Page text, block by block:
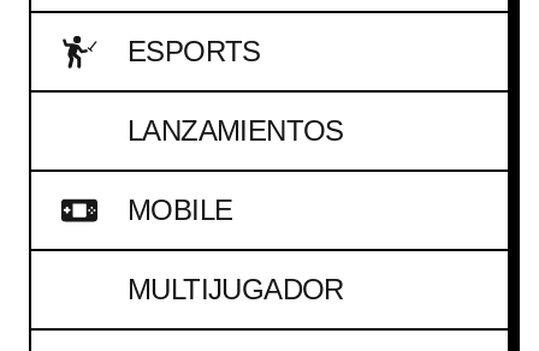
ESPORTS
LANZAMIENTOS
MOBILE
MULTIJUGADOR